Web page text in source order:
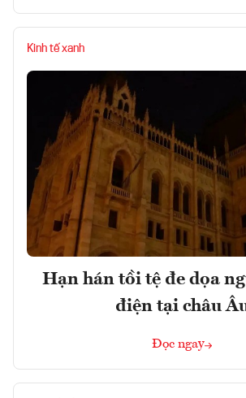
Kinh tế xanh
Hạn hán tồi tệ đe dọa
điện tại châu
Đọc ngay